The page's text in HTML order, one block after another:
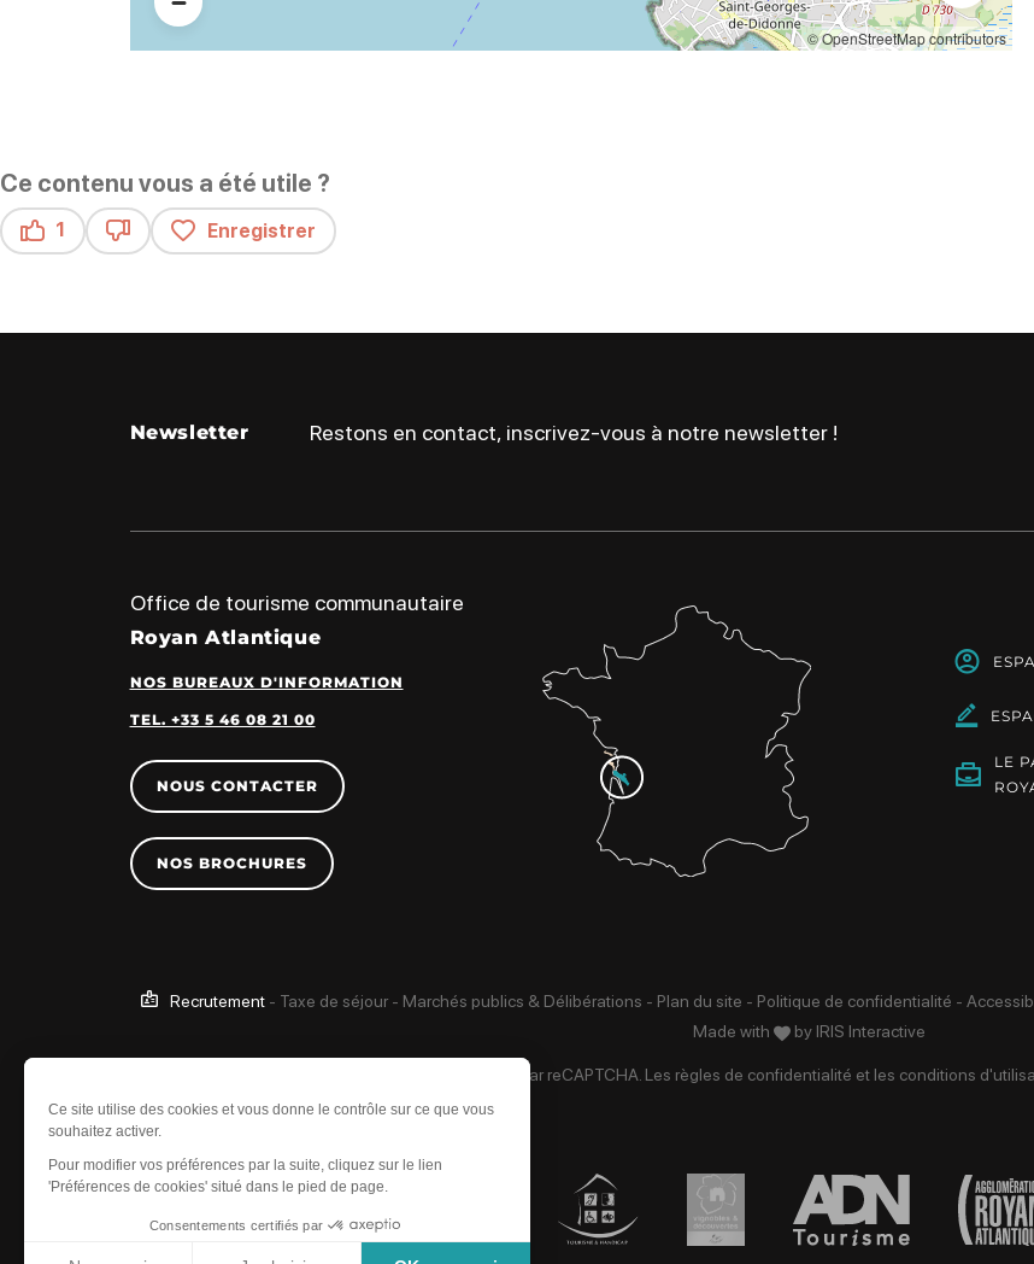
© OpenStreetMap contributors
Ce contenu vous a été utile ?
1 Enregistrer
Newsletter Restons en contact, inscrivez-vous à notre newsletter !
Office de tourisme communautaire
Royan Atlantique
NOS BUREAUX D'INFORMATION
TEL. +33 5 46 08 21 00
NOUS CONTACTER
NOS BROCHURES
LE
Recrutement - Taxe de séjour - Marchés publics & Délibérations - Plan du site - Politique de confidentialité -
Made with
by IRIS Interactive
Ce site est protégé par reCAPTCHA. Les règles de confidentialité et les conditions